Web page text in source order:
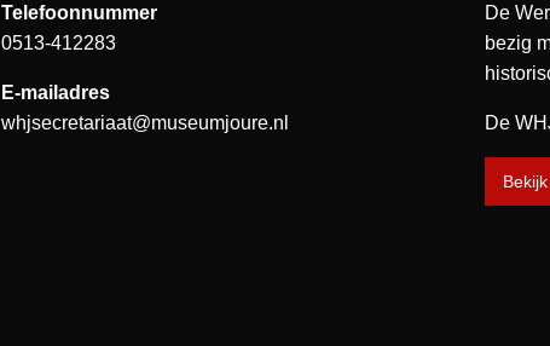
Telefoonnummer
0513-412283
E-mailadres
whjsecretariaat@museumjoure.nl
De
bezig
De